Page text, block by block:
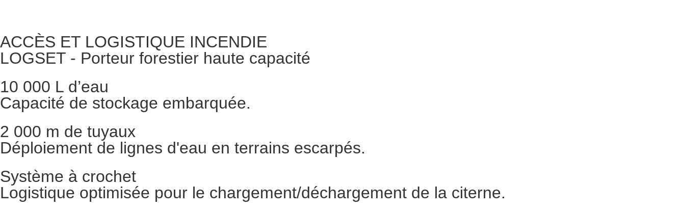
ACCÈS ET LOGISTIQUE INCENDIE
LOGSET - Porteur forestier haute capacité
10 000 L d’eau
Capacité de stockage embarquée.
2 000 m de tuyaux
Déploiement de lignes d'eau en terrains escarpés.
Système à crochet
Logistique optimisée pour le chargement/déchargement de la citerne.